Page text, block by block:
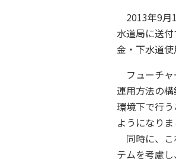
2013年9月
水道局に送
金・下水道
フューチャ
運用方法の
環境下で行
ようになりま
同時に、こ
テムを考慮